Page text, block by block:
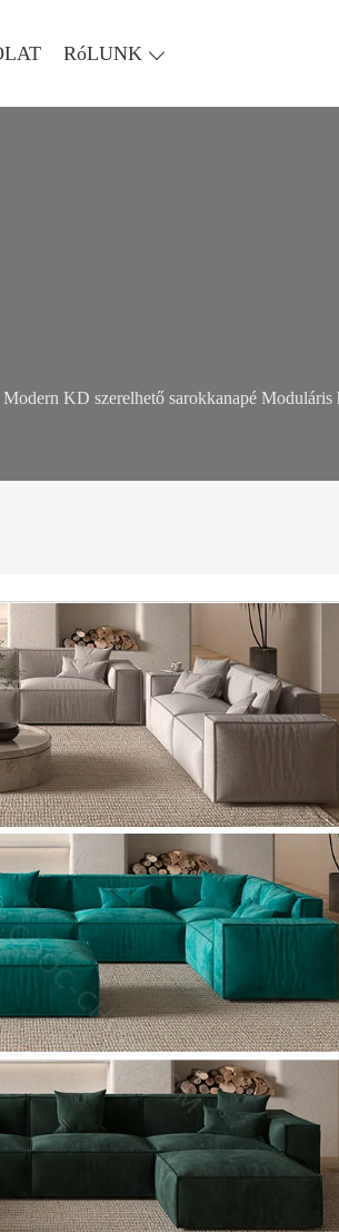
RóLUNK
Modern KD szerelhető sarokkanapé